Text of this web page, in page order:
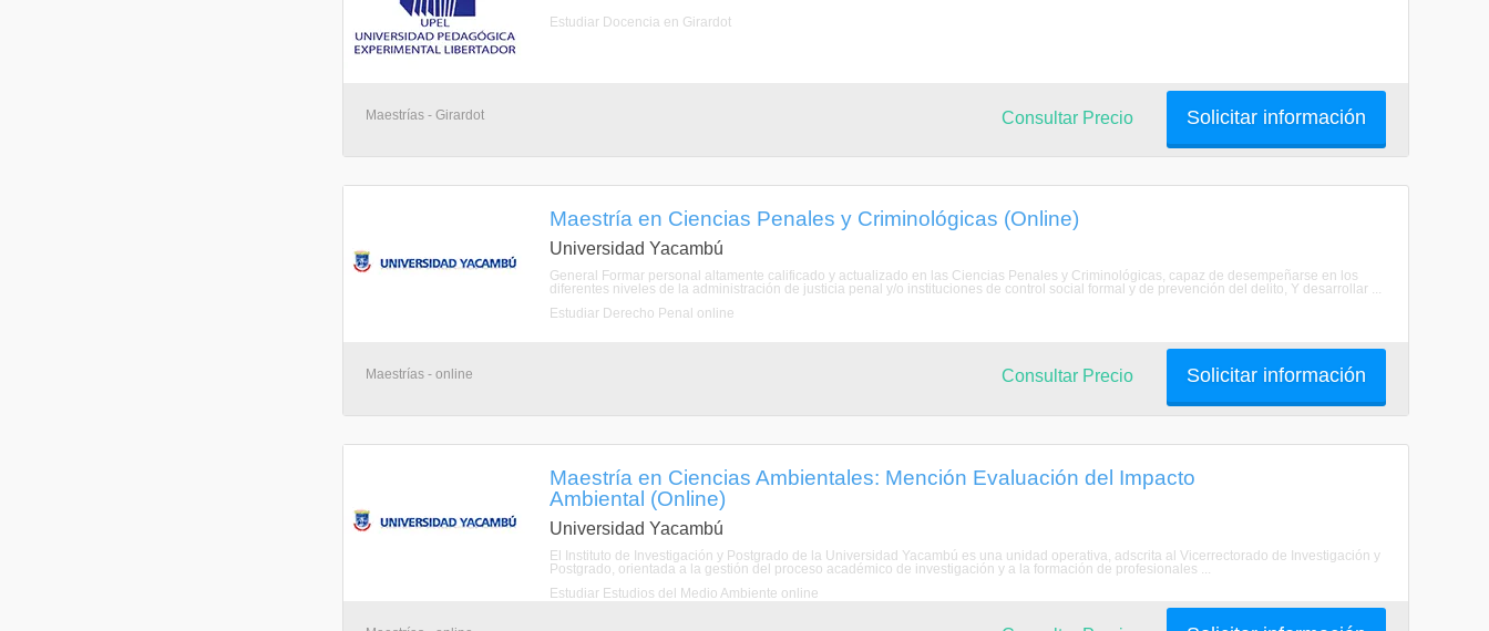
Estudiar Docencia en Girardot
Maestrías - Girardot Solicitar información
Consultar Precio
Maestría en Ciencias Penales y Criminológicas (Online)
Universidad Yacambú
General Formar personal altamente calificado y actualizado en las Ciencias Penales y Criminológicas, capaz de desempeñarse en los
diferentes niveles de la administración de justicia penal y/o instituciones de control social formal y de prevención del delito, Y desarrollar ...
Estudiar Derecho Penal online
Maestrías - online Solicitar información
Consultar Precio
Maestría en Ciencias Ambientales: Mención Evaluación del Impacto
Ambiental (Online)
Universidad Yacambú
El Instituto de Investigación y Postgrado de la Universidad Yacambú es una unidad operativa, adscrita al Vicerrectorado de Investigación y
Postgrado, orientada a la gestión del proceso académico de investigación y a la formación de profesionales ...
Estudiar Estudios del Medio Ambiente online